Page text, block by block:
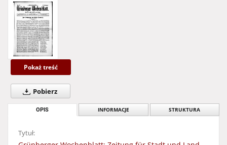
Pokaż treść
Pobierz
OPIS INFORMACJE STRUKTURA
Tytuł: